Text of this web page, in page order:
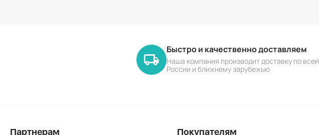
Быстро и качественно доставляем
Наша компания производит доставку по всей
России и ближнему зарубежью
Партнерам Покупателям